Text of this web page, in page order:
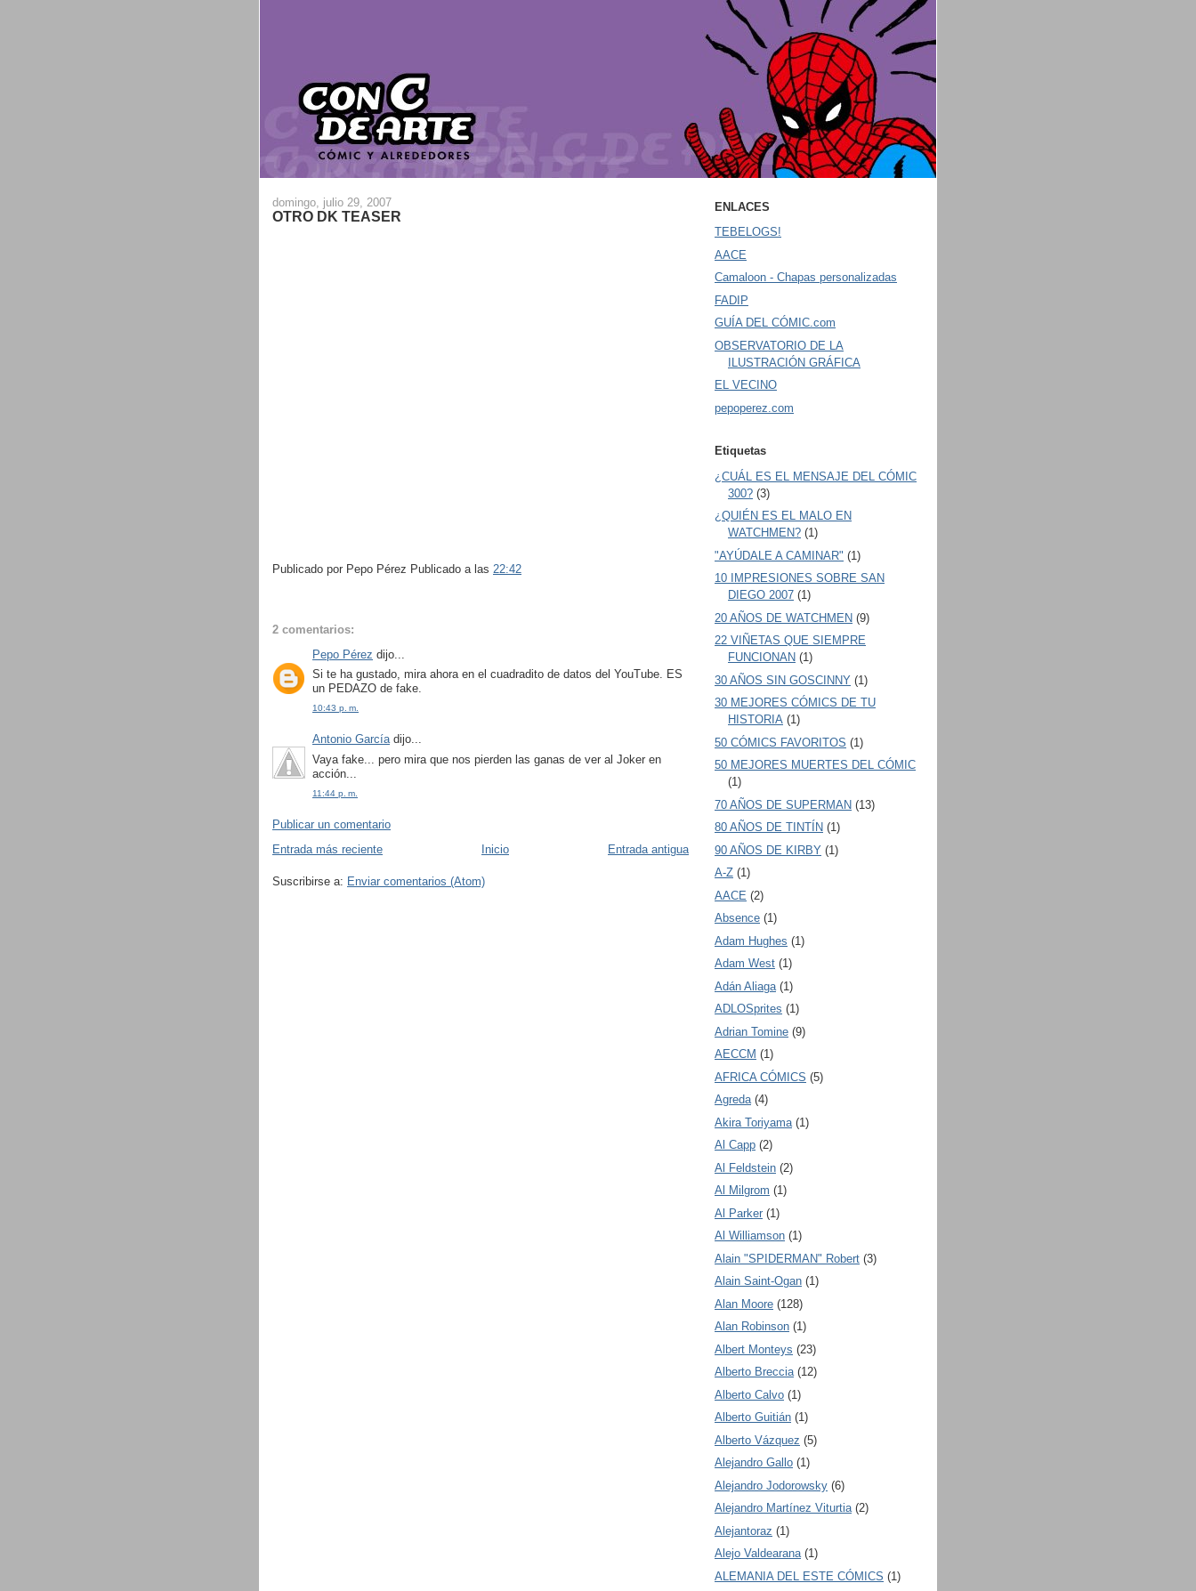
domingo, julio 29, 2007
OTRO DK TEASER
Publicado por Pepo Pérez Publicado a las 22:42
2 comentarios:
Pepo Pérez dijo...
Si te ha gustado, mira ahora en el cuadradito de datos del YouTube. ES
un PEDAZO de fake.
10:43 p. m.
Antonio Garcíadijo...
Vaya fake... pero mira que nos pierden las ganas de ver al Joker en
acción...
11:44 p. m.
Publicar un comentario
Entrada más reciente
Entrada antigua
Inicio
Suscribirse a: Enviar comentarios (Atom)
ENLACES
TEBELOGS!
AACE
Camaloon - Chapas personalizadas
FADIP
GUÍA DEL CÓMIC.com
OBSERVATORIO DE LA
ILUSTRACIÓN GRÁFICA
EL VECINO
pepoperez.com
Etiquetas
¿CUÁL ES EL MENSAJE DEL CÓMIC
300? (3)
¿QUIÉN ES EL MALO EN
WATCHMEN? (1)
"AYÚDALE A CAMINAR" (1)
10 IMPRESIONES SOBRE SAN
DIEGO 2007 (1)
20 AÑOS DE WATCHMEN (9)
22 VIÑETAS QUE SIEMPRE
FUNCIONAN (1)
30 AÑOS SIN GOSCINNY (1)
30 MEJORES CÓMICS DE TU
HISTORIA (1)
50 CÓMICS FAVORITOS (1)
50 MEJORES MUERTES DEL CÓMIC
(1)
70 AÑOS DE SUPERMAN (13)
80 AÑOS DE TINTÍN (1)
90 AÑOS DE KIRBY (1)
A-Z (1)
AACE (2)
Absence (1)
Adam Hughes (1)
Adam West (1)
Adán Aliaga (1)
ADLOSprites (1)
Adrian Tomine (9)
AECCM (1)
AFRICA CÓMICS (5)
Agreda (4)
Akira Toriyama (1)
Al Capp (2)
Al Feldstein (2)
Al Milgrom (1)
Al Parker (1)
Al Williamson (1)
Alain "SPIDERMAN" Robert (3)
Alain Saint-Ogan (1)
Alan Moore (128)
Alan Robinson (1)
Albert Monteys (23)
Alberto Breccia (12)
Alberto Calvo (1)
Alberto Guitián (1)
Alberto Vázquez (5)
Alejandro Gallo (1)
Alejandro Jodorowsky (6)
Alejandro Martínez Viturtia (2)
Alejantoraz (1)
Alejo Valdearana (1)
ALEMANIA DEL ESTE CÓMICS (1)